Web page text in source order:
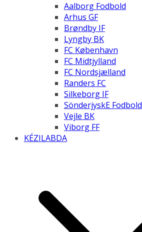
Aalborg Fodbold
Arhus GF
Brøndby IF
Lyngby BK
FC København
FC Midtjylland
FC Nordsjælland
Randers FC
Silkeborg IF
SönderjyskE Fodbold
Vejle BK
Viborg FF
KÉZILABDA